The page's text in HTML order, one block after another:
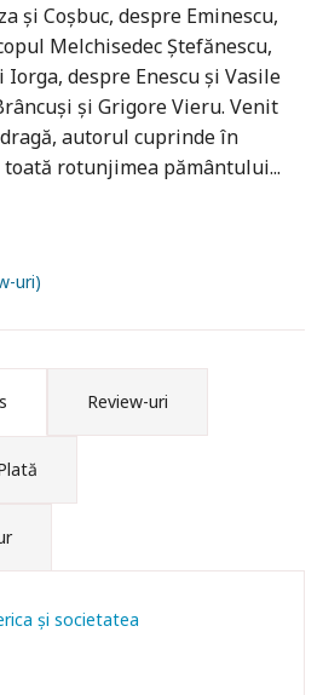
și Coșbuc, despre Eminescu,
Melchisedec Ștefănescu,
despre Enescu și Vasile
și Grigore Vieru. Venit
autorul cuprinde în
rotunjimea pământului...
uri)
Review-uri
și societatea